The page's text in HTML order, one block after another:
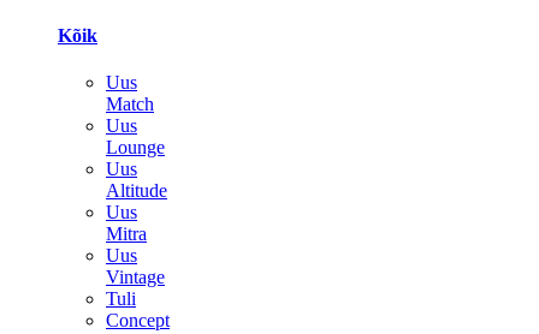
Kõik
Uus
Match
Uus
Lounge
Uus
Altitude
Uus
Mitra
Uus
Vintage
Tuli
Concept